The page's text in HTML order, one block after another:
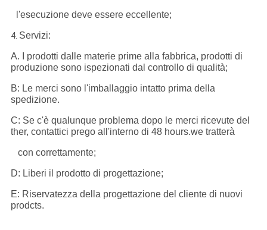
l'esecuzione deve essere eccellente;
4. Servizi:
A. I prodotti dalle materie prime alla fabbrica, prodotti di
produzione sono ispezionati dal controllo di qualità;
B: Le merci sono l'imballaggio intatto prima della
spedizione.
C: Se c'è qualunque problema dopo le merci ricevute del
ther, contattici prego all'interno di 48 hours.we tratterà
con correttamente;
D: Liberi il prodotto di progettazione;
E: Riservatezza della progettazione del cliente di nuovi
prodcts.